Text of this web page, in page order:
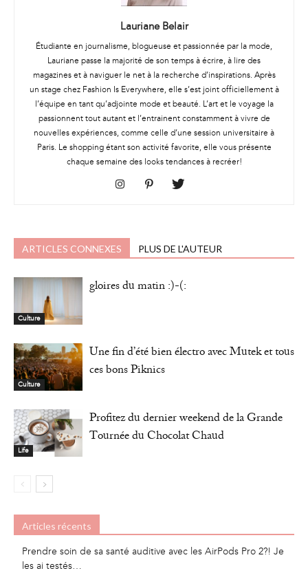
Lauriane Belair
Étudiante en journalisme, blogueuse et passionnée par la mode,
Lauriane passe la majorité de son temps à écrire, à lire des
magazines et à naviguer le net à la recherche d’inspirations. Après
un stage chez Fashion Is Everywhere, elle s’est joint officiellement à
l’équipe en tant qu’adjointe mode et beauté. L’art et le voyage la
passionnent tout autant et l’entrainent constamment à vivre de
nouvelles expériences, comme celle d’une session universitaire à
Paris. Le shopping étant son activité favorite, elle vous présente
chaque semaine des looks tendances à recréer!
ARTICLES CONNEXES PLUS DE L'AUTEUR
Culture
gloires du matin :)-(:
Culture
Une fin d’été bien électro avec Mutek et tous
ces bons Piknics
Life
Profitez du dernier weekend de la Grande
Tournée du Chocolat Chaud
Articles récents
Prendre soin de sa santé auditive avec les AirPods Pro 2?! Je
les ai testés…